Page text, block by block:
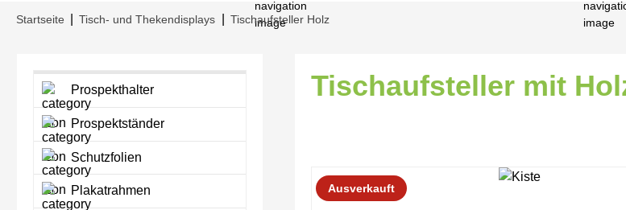
Startseite Tisch- und Thekendisplays Tischaufsteller Holz
Prospekthalter
Prospektständer
Schutzfolien
Plakatrahmen
Tischaufsteller mit
Bildergalerie überspringen
Ausverkauft